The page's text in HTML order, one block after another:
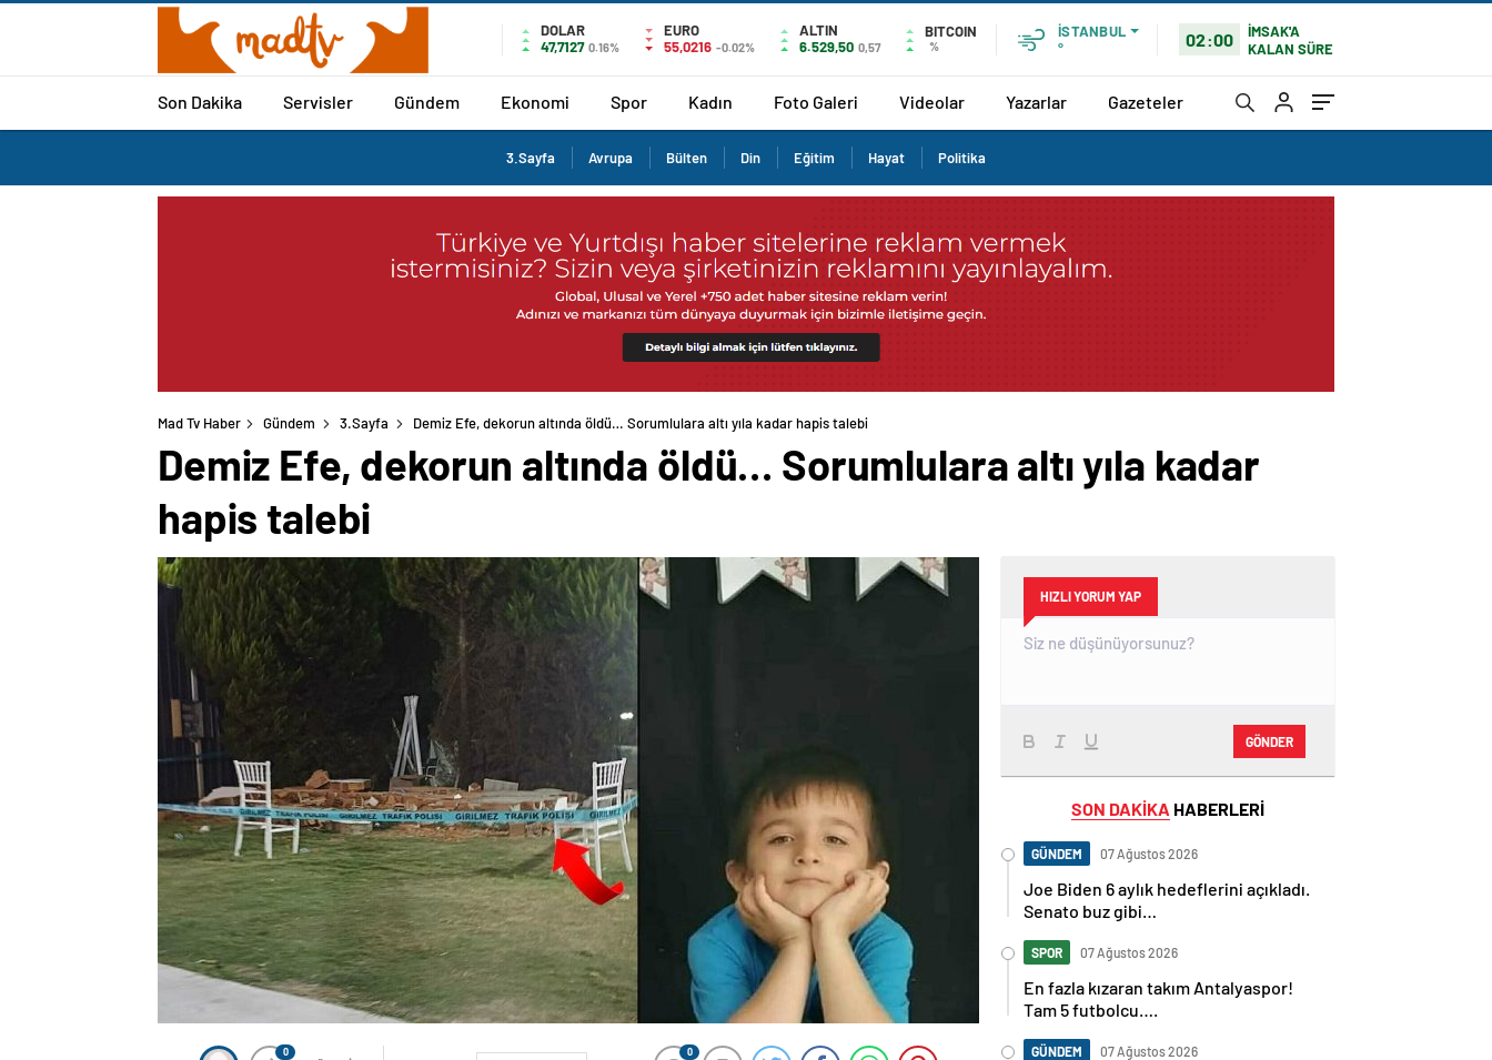
DOLAR
47,7127 0.16%
EURO
55,0216 -0.02%
ALTIN
6.529,50 0,57
BITCOIN
%
İSTANBUL
°
02:00
İMSAK'A
KALAN SÜRE
Son Dakika Servisler Gündem Ekonomi Spor Kadın Foto Galeri Videolar Yazarlar Gazeteler
3.Sayfa Avrupa Bülten Din Eğitim Hayat Politika
Mad Tv Haber Gündem 3.Sayfa Demiz Efe, dekorun altında öldü… Sorumlulara altı yıla kadar hapis talebi
Demiz Efe, dekorun altında öldü… Sorumlulara altı yıla kadar
hapis talebi
0 0
HIZLI YORUM YAP
GÖNDER
SON DAKİKA HABERLERİ
GÜNDEM 07 Ağustos 2026
Joe Biden 6 aylık hedeflerini açıkladı.
Senato buz gibi…
SPOR 07 Ağustos 2026
En fazla kızaran takım Antalyaspor!
Tam 5 futbolcu….
GÜNDEM 07 Ağustos 2026